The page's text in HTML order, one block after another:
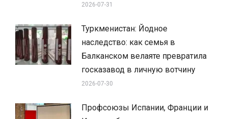
2026-07-31
Туркменистан: Йодное
наследство: как семья в
Балканском велаяте превратила
госказавод в личную вотчину
2026-07-30
Профсоюзы Испании, Франции и